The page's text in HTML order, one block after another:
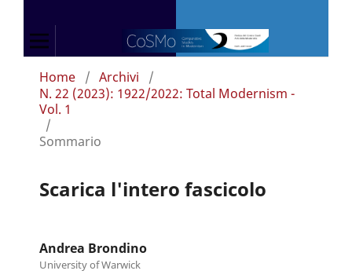
Home / Archivi
/
N. 22 (2023): 1922/2022: Total Modernism -
Vol. 1
/
Sommario
Scarica l'intero fascicolo
Andrea Brondino
University of Warwick